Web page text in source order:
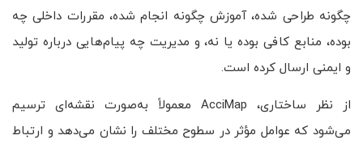
چگونه طراحی شده، آموزش چگونه انجام شده، مقررات داخلی چه
بوده، منابع کافی بوده یا نه، و مدیریت چه پیام‌هایی درباره تولید
و ایمنی ارسال کرده است.
از نظر ساختاری، AcciMap معمولاً به‌صورت نقشه‌ای ترسیم
می‌شود که عوامل مؤثر در سطوح مختلف را نشان می‌دهد و ارتباط